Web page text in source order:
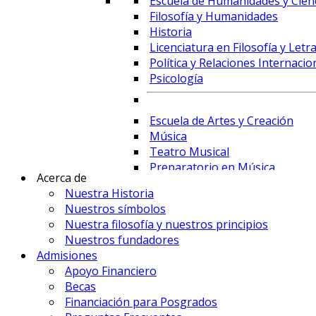
Filosofía y Humanidades
Historia
Licenciatura en Filosofía y
Política y Relaciones
Psicología
Escuela de Artes y Creación
Música
Teatro Musical
Preparatorio en Música
Prime Business School
Administración de Empresas y
Contaduría
Finanzas, Fintech y Comercio
Acerca de
Nuestra Historia
Nuestros símbolos
Nuestra filosofía y nuestros principios
Nuestros fundadores
Admisiones
Apoyo Financiero
Becas
Financiación para Posgrados